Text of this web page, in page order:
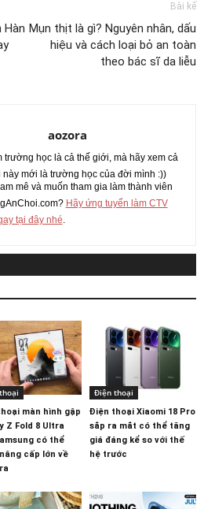
Hàn
Bài kế
Mụn thịt là gì? Nguyên nhân, dấu
hiệu và cách loại bỏ an toàn
theo bác sĩ da liễu
aozora
trường học là cả thế giới, mà hãy xem cả
này mới là trường học của đời mình :))
mê và muốn tham gia làm thành viên
Hãy ứng tuyển làm CTV
tại đây nhé.
màn hình gập
Z Fold 8 Ultra
có thể
cấp lớn về
Điện thoại
Điện thoại Xiaomi 18 Pro
sắp ra mắt có thể tăng
giá đáng kể so với thế
hệ trước